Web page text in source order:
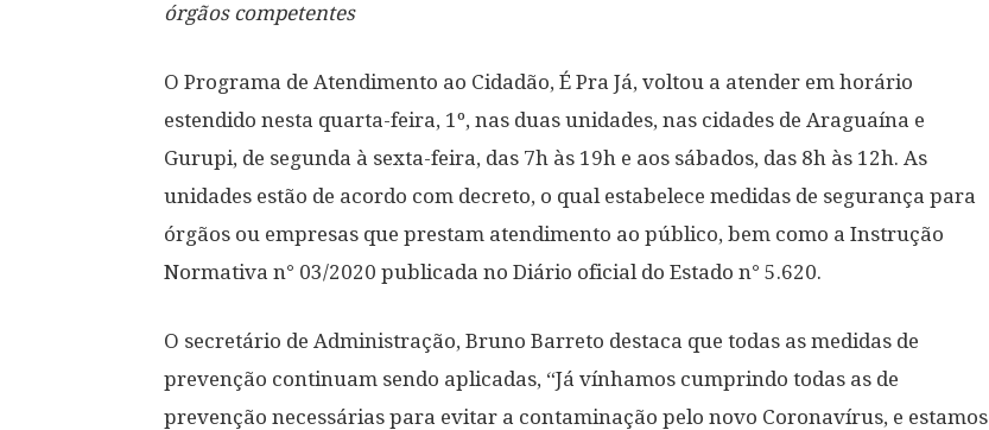
órgãos competentes
O Programa de Atendimento ao Cidadão, É Pra Já, voltou a atender em horário
estendido nesta quarta-feira, 1º, nas duas unidades, nas cidades de Araguaína e
Gurupi, de segunda à sexta-feira, das 7h às 19h e aos sábados, das 8h às 12h. As
unidades estão de acordo com decreto, o qual estabelece medidas de segurança para
órgãos ou empresas que prestam atendimento ao público, bem como a Instrução
Normativa n° 03/2020 publicada no Diário oficial do Estado n° 5.620.
O secretário de Administração, Bruno Barreto destaca que todas as medidas de
prevenção continuam sendo aplicadas, “Já vínhamos cumprindo todas as de
prevenção necessárias para evitar a contaminação pelo novo Coronavírus, e estamos